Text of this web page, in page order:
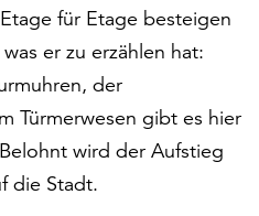
für Etage besteigen
er zu erzählen hat:
der
Türmerwesen gibt es hier
wird der Aufstieg
die Stadt.